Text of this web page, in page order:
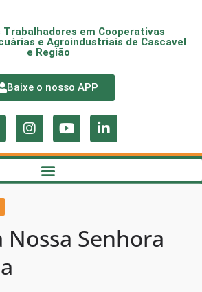
em Cooperativas
e Agroindustriais de Cascavel
e Região
Baixe o nosso APP
Nossa Senhora